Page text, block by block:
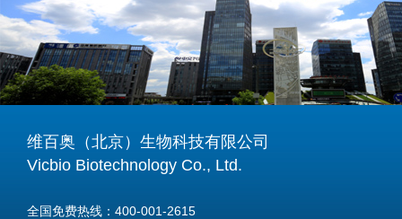
维百奥（北京）生物科技有限公司
Vicbio Biotechnology Co., Ltd.
全国免费热线：400-001-2615